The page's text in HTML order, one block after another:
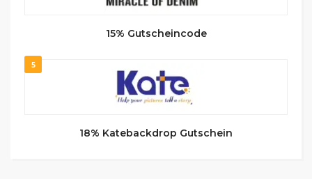
15% Gutscheincode
5
18% Katebackdrop Gutschein